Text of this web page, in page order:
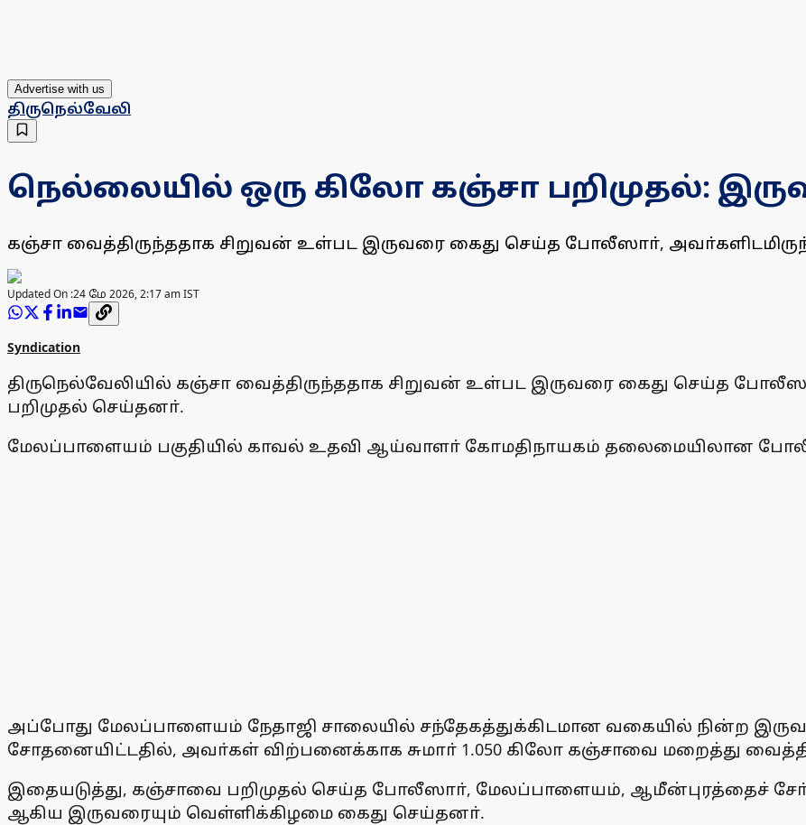
Advertise with us
திருநெல்வேலி
நெல்லையில் ஒரு கிலோ கஞ்சா பறிமுதல்:
கஞ்சா வைத்திருந்ததாக சிறுவன் உள்பட இருவரை கைது செய்த போலீஸாா்,
Updated On :24 மே 2026, 2:17 am IST
Syndication
திருநெல்வேலியில் கஞ்சா வைத்திருந்ததாக சிறுவன் உள்பட இருவரை கைது செய்த
பறிமுதல் செய்தனா்.
மேலப்பாளையம் பகுதியில் காவல் உதவி ஆய்வாளா் கோமதிநாயகம் தலைமையிலான
அப்போது மேலப்பாளையம் நேதாஜி சாலையில் சந்தேகத்துக்கிடமான வகையில் நின்ற
சோதனையிட்டதில், அவா்கள் விற்பனைக்காக சுமாா் 1.050 கிலோ கஞ்சாவை மறைத்து
இதையடுத்து, கஞ்சாவை பறிமுதல் செய்த போலீஸாா், மேலப்பாளையம், ஆமீன்புரத்தைச் சோ்ந்த
ஆகிய இருவரையும் வெள்ளிக்கிழமை கைது செய்தனா்.